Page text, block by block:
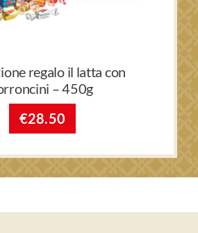
regalo il latta con
– 450g
€28.50